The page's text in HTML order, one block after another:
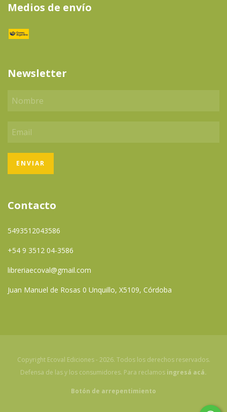
Medios de envío
Newsletter
Contacto
5493512043586
+54 9 3512 04-3586
libreriaecoval@gmail.com
Juan Manuel de Rosas 0 Unquillo, X5109, Córdoba
Copyright Ecoval Ediciones - 2026. Todos los derechos reservados.
Defensa de las y los consumidores. Para reclamos ingresá acá.
Botón de arrepentimiento